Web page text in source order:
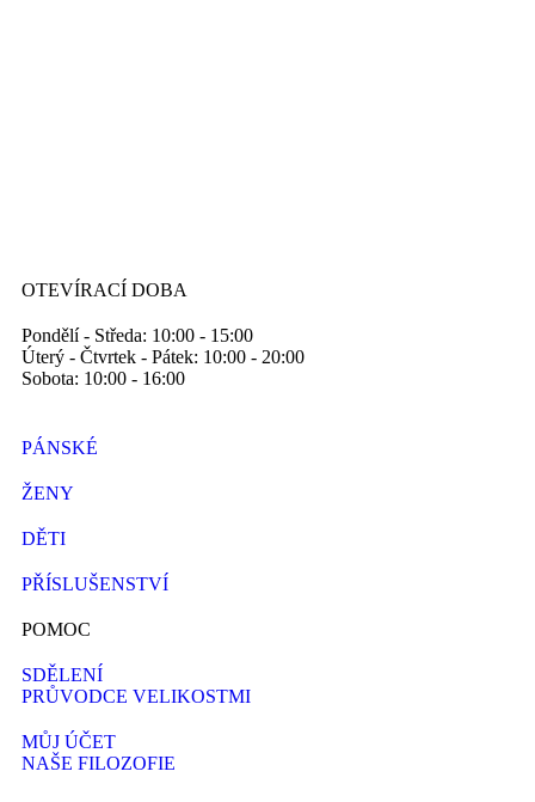
OTEVÍRACÍ DOBA
Pondělí - Středa: 10:00 - 15:00
Úterý - Čtvrtek - Pátek: 10:00 - 20:00
Sobota: 10:00 - 16:00
PÁNSKÉ
ŽENY
DĚTI
PŘÍSLUŠENSTVÍ
POMOC
SDĚLENÍ
PRŮVODCE VELIKOSTMI
MŮJ ÚČET
NAŠE FILOZOFIE